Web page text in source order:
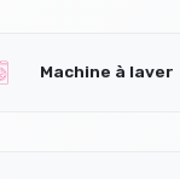
Machine à laver